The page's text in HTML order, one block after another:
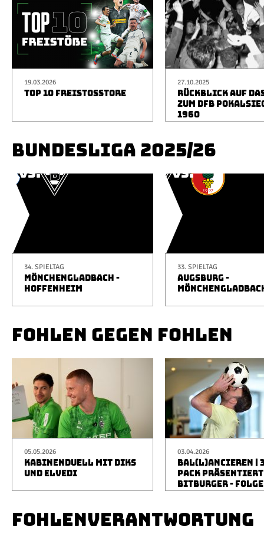
19.03.2026
TOP 10 FREISTOSSTORE
27.10.2025
RÜCKBLICK AUF
ZUM DFB
1960
BUNDESLIGA 2025/26
34. SPIELTAG
MÖNCHENGLADBACH -
HOFFENHEIM
33. SPIELTAG
AUGSBURG -
FOHLEN GEGEN FOHLEN
05.05.2026
KABINENDUELL MIT DIKS
UND ELVEDI
03.04.2026
BAL(L)ANCIEREN |
PACK
BITBURGER -
FOHLENVERANTWORTUNG